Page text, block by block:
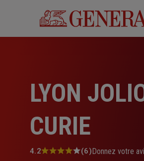
LYON
CURIE
Note
4.2 (6)Donnez votre